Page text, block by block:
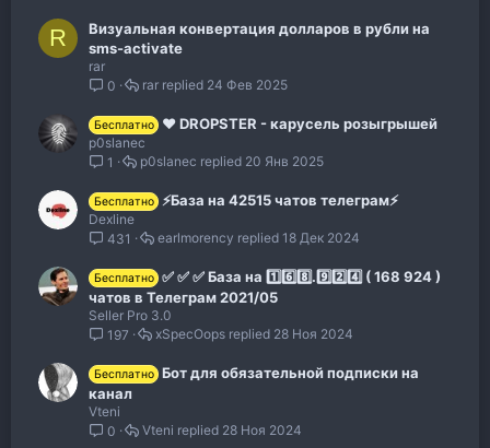
R
Визуальная конвертация долларов в рубли на
sms-activate
rar
0
24 Фев 2025
rar
Бесплатно ❤️ DROPSTER - карусель розыгрышей
p0slanec
1
20 Янв 2025
p0slanec
Бесплатно ⚡️База на 42515 чатов телеграм⚡️
Dexline
431
18 Дек 2024
earlmorency
Бесплатно ✅ ✅ ✅ База на 1️⃣6️⃣8️⃣.9️⃣2️⃣4️⃣ ( 168 924 )
чатов в Телеграм 2021/05
Seller Pro 3.0
197
28 Ноя 2024
xSpecOops
Бесплатно Бот для обязательной подписки на
канал
Vteni
0
28 Ноя 2024
Vteni